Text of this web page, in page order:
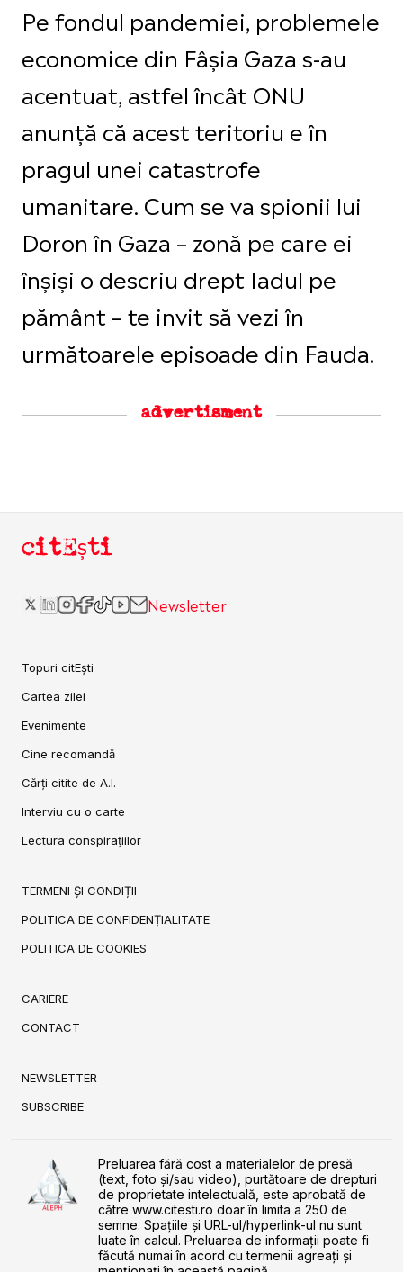
Pe fondul pandemiei, problemele
economice din Fâșia Gaza s-au
acentuat, astfel încât ONU
anunță că acest teritoriu e în
pragul unei catastrofe
umanitare. Cum se va spionii lui
Doron în Gaza – zonă pe care ei
înșiși o descriu drept Iadul pe
pământ – te invit să vezi în
următoarele episoade din Fauda.
advertisment
citEști
Newsletter
Topuri citEști
Cartea zilei
Evenimente
Cine recomandă
Cărți citite de A.I.
Interviu cu o carte
Lectura conspirațiilor
TERMENI ȘI CONDIȚII
POLITICA DE CONFIDENȚIALITATE
POLITICA DE COOKIES
CARIERE
CONTACT
NEWSLETTER
SUBSCRIBE
Preluarea fără cost a materialelor de presă
(text, foto și/sau video), purtătoare de drepturi
de proprietate intelectuală, este aprobată de
către www.citesti.ro doar în limita a 250 de
semne. Spaţiile şi URL-ul/hyperlink-ul nu sunt
luate în calcul. Preluarea de informaţii poate fi
făcută numai în acord cu termenii agreaţi şi